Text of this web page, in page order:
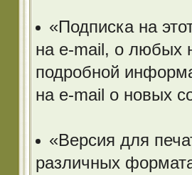
«Подписка на
на e-mail, о любых
подробной
на e-mail о новых
«Версия для
различных